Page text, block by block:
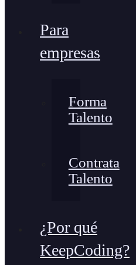
Para
empresas
Forma
Talento
Contrata
Talento
¿Por qué
KeepCoding?